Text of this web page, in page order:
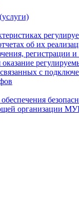
об их
регистрации
с
организации